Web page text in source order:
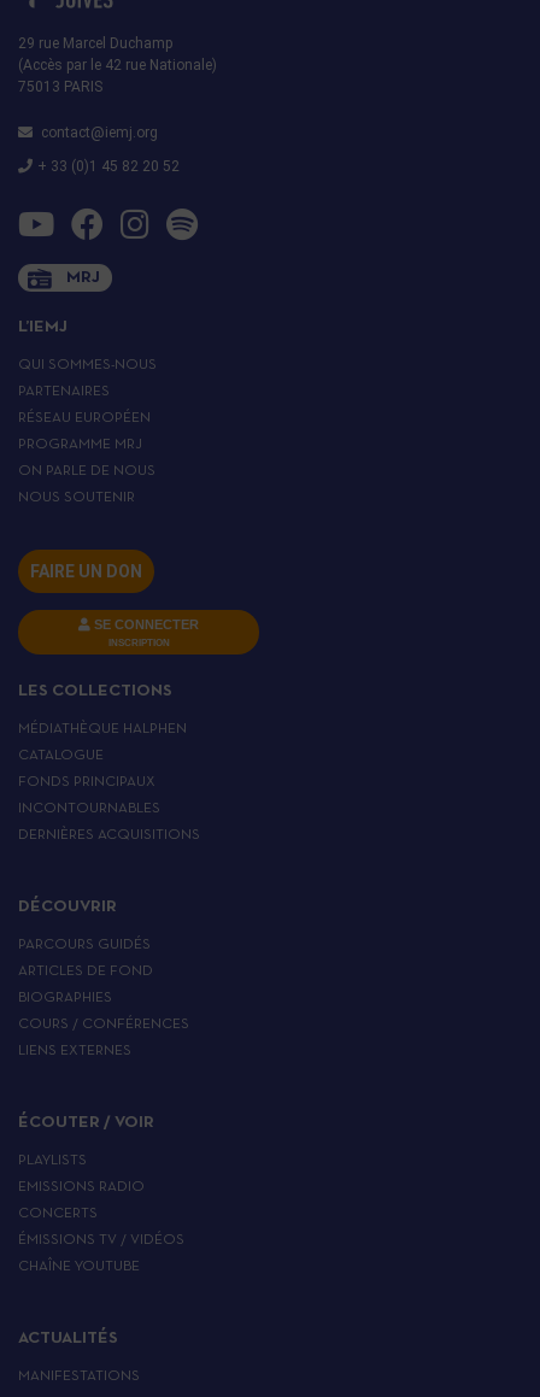
29 rue Marcel Duchamp
(Accès par le 42 rue Nationale)
75013 PARIS
contact@iemj.org
+ 33 (0)1 45 82 20 52
MRJ
L’IEMJ
QUI SOMMES-NOUS
PARTENAIRES
RÉSEAU EUROPÉEN
PROGRAMME MRJ
ON PARLE DE NOUS
NOUS SOUTENIR
FAIRE UN DON
SE CONNECTER
INSCRIPTION
LES COLLECTIONS
MÉDIATHÈQUE HALPHEN
CATALOGUE
FONDS PRINCIPAUX
INCONTOURNABLES
DERNIÈRES ACQUISITIONS
DÉCOUVRIR
PARCOURS GUIDÉS
ARTICLES DE FOND
BIOGRAPHIES
COURS / CONFÉRENCES
LIENS EXTERNES
ÉCOUTER / VOIR
PLAYLISTS
EMISSIONS RADIO
CONCERTS
ÉMISSIONS TV / VIDÉOS
CHAÎNE YOUTUBE
ACTUALITÉS
MANIFESTATIONS